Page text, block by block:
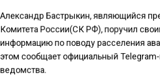
Александр Бастрыкин, являющийся
Комитета России(СК РФ), поручил
информацию по поводу расселения
этом сообщает официальный
ведомства.